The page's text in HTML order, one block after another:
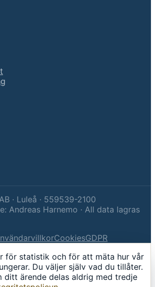
· Luleå · 559539-2100
Andreas Harnemo · All data lagras
CookiesGDPR
för statistik och för att mäta hur vår
Du väljer själv vad du tillåter.
ditt ärende delas aldrig med tredje